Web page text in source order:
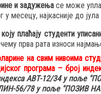
и задужења се може
месецу, најкасније до
плаћају студенти
прва рата износи
на свим нивоима
програма – број
АВТ-12/34 у поље
56/78 у поље "ПОЗИВ